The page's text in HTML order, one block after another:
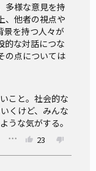
多様な意見を持
、他者の視点や
景を持つ人々が
的な対話につな
の点については
こと。社会的な
くけど、みんな
うな気がする。
23